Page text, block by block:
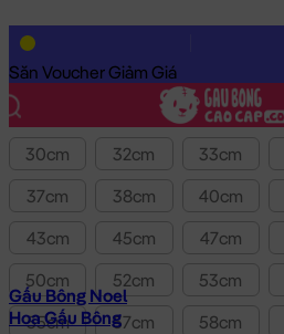
Săn Voucher Giảm Giá
Gấu Bông Noel
Hoa Gấu Bông
Lọc theo Giá SP:
Giá
Kích thước
30cm 32cm 33cm
37cm
38cm 40cm
43cm
45cm 47cm
50cm
52cm 53cm
55cm
57cm 58cm